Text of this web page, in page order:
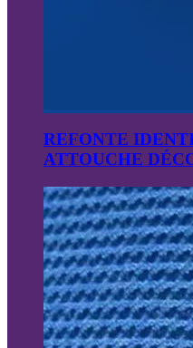
REFONTE
ATTOUCHE